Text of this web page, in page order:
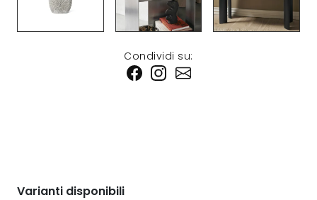
Condividi su:
Varianti disponibili